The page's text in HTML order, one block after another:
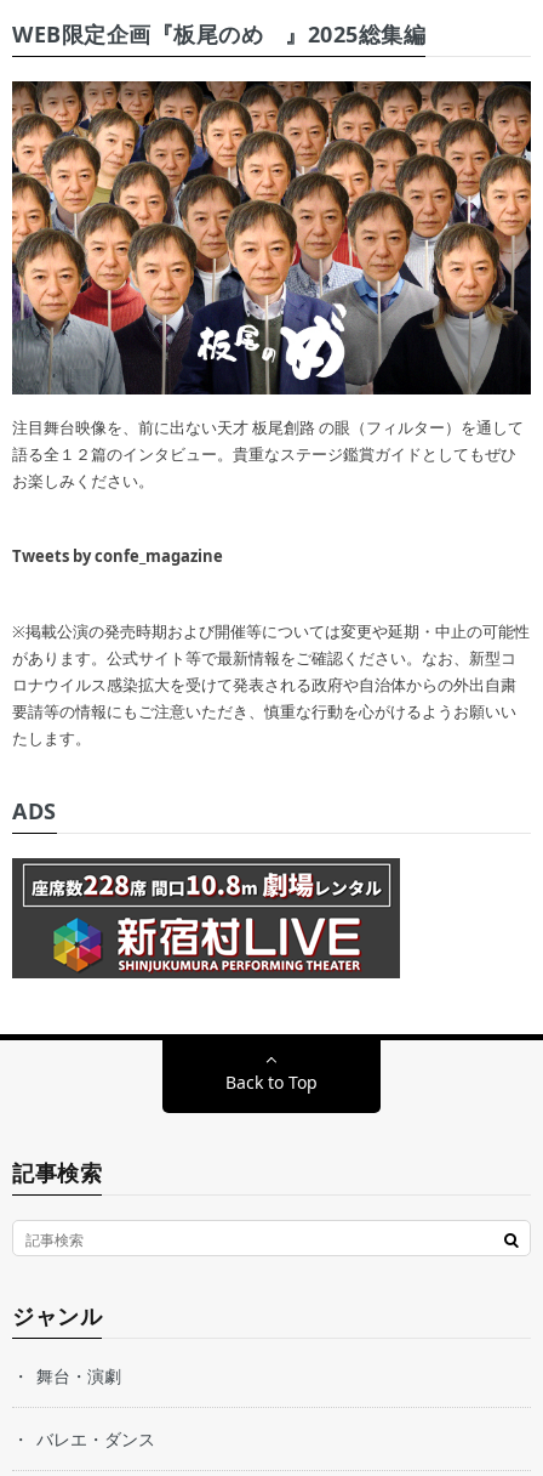
WEB限定企画『板尾のめ゙』2025総集編
注目舞台映像を、前に出ない天才 板尾創路 の眼（フィルター）を通して
語る全１２篇のインタビュー。貴重なステージ鑑賞ガイドとしてもぜひ
お楽しみください。
Tweets by confe_magazine
※掲載公演の発売時期および開催等については変更や延期・中止の可能性
があります。公式サイト等で最新情報をご確認ください。なお、新型コ
ロナウイルス感染拡大を受けて発表される政府や自治体からの外出自粛
要請等の情報にもご注意いただき、慎重な行動を心がけるようお願いい
たします。
ADS
Back to Top
記事検索
ジャンル
舞台・演劇
バレエ・ダンス